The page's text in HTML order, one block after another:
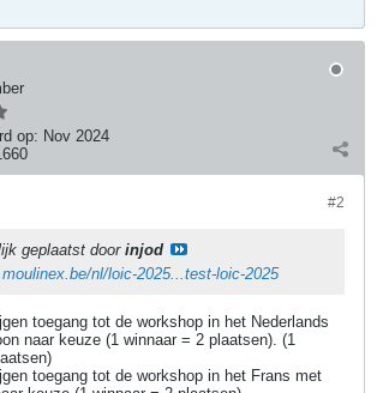
op: Nov 2024
#2
geplaatst door injod
nl/loic-2025...test-loic-2025
toegang tot de workshop in het Nederlands
naar keuze (1 winnaar = 2 plaatsen). (1
toegang tot de workshop in het Frans met